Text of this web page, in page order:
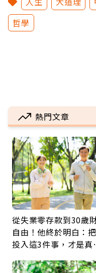
哲學
熱門文章
從失業零存款到30歲
自由！他終於明白：
投入這3件事，才是真